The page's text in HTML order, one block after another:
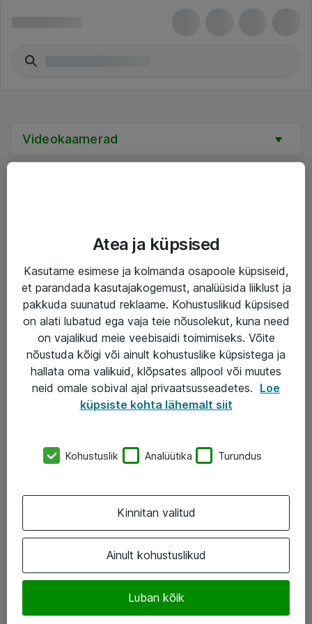
Videokaamerad
IT taristu
Haldusteenused
Garantii
Turva- ja nõrkvoolulahendused
AS ATEA
Atea kontaktid
Jälgi meid
LinkedIn
Atea ja küpsised
Kasutame esimese ja kolmanda osapoole küpsiseid,
et parandada kasutajakogemust, analüüsida liiklust ja
pakkuda suunatud reklaame. Kohustuslikud küpsised
on alati lubatud ega vaja teie nõusolekut, kuna need
on vajalikud meie veebisaidi toimimiseks. Võite
nõustuda kõigi või ainult kohustuslike küpsistega ja
hallata oma valikuid, klõpsates allpool või muutes
neid omale sobival ajal privaatsusseadetes. Loe
küpsiste kohta lähemalt siit
Kohustuslik Analüütika Turundus
Ainult kohustuslikud
Luban kõik
Kinnitan valitud